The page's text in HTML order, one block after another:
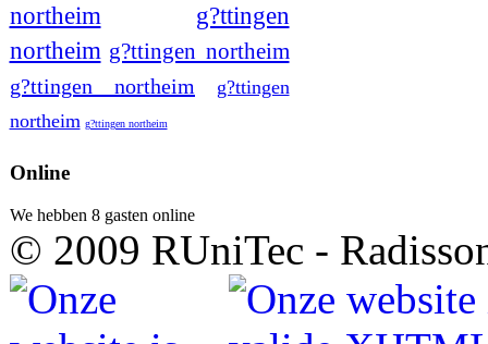
northeim
g?ttingen
northeim g?ttingen northeim
g?ttingen northeim
g?ttingen
northeim g?ttingen northeim
Online
We hebben 8 gasten online
© 2009 RUniTec -